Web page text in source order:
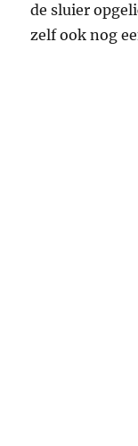
de sluier
zelf ook nog